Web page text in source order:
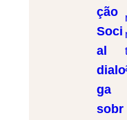
ção
Soci
al
dialo
ga
sobr